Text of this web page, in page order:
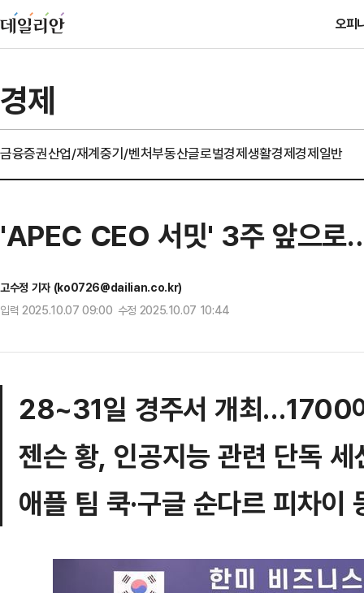
오피
경제
금융증권산업/재계중기/벤처부동산글로벌경제생활경제경제일반
'APEC CEO 서밋' 3주 앞으로
고수정 기자 (ko0726@dailian.co.kr)
입력 2025.10.07 09:00 수정 2025.10.07 10:44
28~31일 경주서 개최…1700
젠슨 황, 인공지능 관련 단독
애플 팀 쿡·구글 순다르 피차이